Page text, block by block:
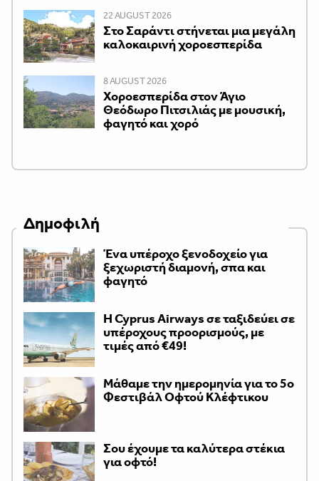
22 AUGUST 2026
Στο Σαράντι στήνεται μια μεγάλη
καλοκαιρινή χοροεσπερίδα
8 AUGUST 2026
Χοροεσπερίδα στον Άγιο
Θεόδωρο Πιτσιλιάς με μουσική,
φαγητό και χορό
Δημοφιλή
Ένα υπέροχο ξενοδοχείο για
ξεχωριστή διαμονή, σπα και
φαγητό
H Cyprus Airways σε ταξιδεύει σε
υπέροχους προορισμούς, με
τιμές από €49!
Μάθαμε την ημερομηνία για το 5ο
Φεστιβάλ Οφτού Κλέφτικου
Σου έχουμε τα καλύτερα στέκια
για οφτό!